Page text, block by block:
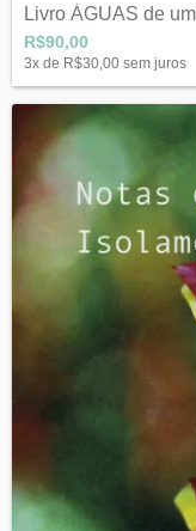
Livro ÁGUAS de
R$90,00
3x de R$30,00 sem juros